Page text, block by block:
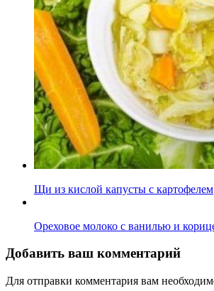
Щи из кислой капусты с картофелем
Ореховое молоко с ванилью и
Добавить ваш комментарий
Для отправки комментария вам